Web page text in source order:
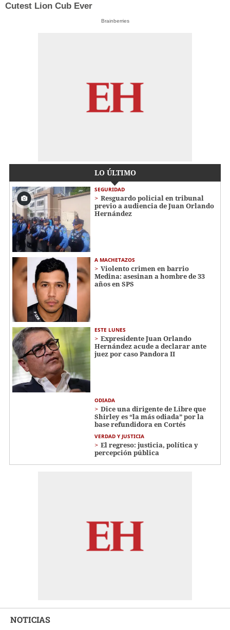
Cutest Lion Cub Ever
Brainberries
LO ÚLTIMO
SEGURIDAD
Resguardo policial en tribunal
previo a audiencia de Juan Orlando
Hernández
A MACHETAZOS
Violento crimen en barrio
Medina: asesinan a hombre de 33
años en SPS
ESTE LUNES
Expresidente Juan Orlando
Hernández acude a declarar ante
juez por caso Pandora II
ODIADA
Dice una dirigente de Libre que
Shirley es “la más odiada” por la
base refundidora en Cortés
VERDAD Y JUSTICIA
El regreso: justicia, política y
percepción pública
NOTICIAS